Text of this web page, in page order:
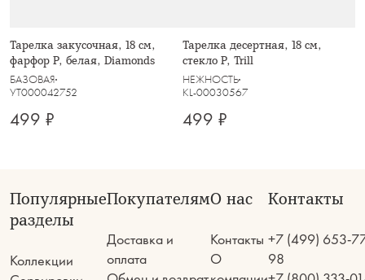
Тарелка закусочная, 18 см,
фарфор P, белая, Diamonds
БАЗОВАЯ
УТ000042752
499 ₽
Тарелка десертная, 18 см,
стекло Р, Trill
НЕЖНОСТЬ
KL-00030567
499 ₽
Популярные
разделы
Коллекции
Покупателям
Доставка и
оплата
О нас
Контакты
О
Контакты
+7 (499) 653-
98